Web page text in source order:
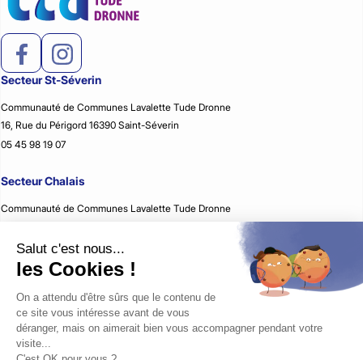
Secteur St-Séverin
Communauté de Communes Lavalette Tude Dronne
16, Rue du Périgord 16390 Saint-Séverin
05 45 98 19 07
Secteur Chalais
Communauté de Communes Lavalette Tude Dronne
05 45 98 59 51
Communauté de Communes Lavalette Tude Dronne
35, Avenue d’Aquitaine 16190 Montmoreau
05 45 24 08 79